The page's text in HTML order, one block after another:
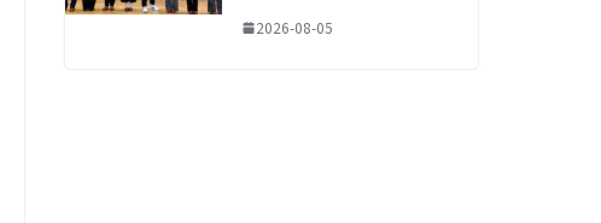
2026-08-05